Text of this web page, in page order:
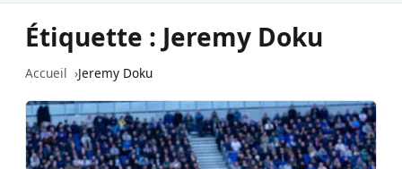
Étiquette : Jeremy Doku
Accueil Jeremy Doku